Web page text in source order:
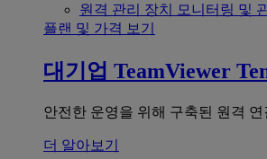
원격 관리 장치 모니터링 및
플랜 및 가격 보기
대기업 TeamViewer
안전한 운영을 위해 구축된 원격 연
더 알아보기